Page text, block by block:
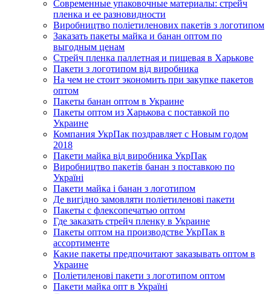
Современные упаковочные материалы: стрейч
пленка и ее разновидности
Виробництво поліетиленових пакетів з логотипом
Заказать пакеты майка и банан оптом по
выгодным ценам
Стрейч пленка паллетная и пищевая в Харькове
Пакети з логотипом від виробника
На чем не стоит экономить при закупке пакетов
оптом
Пакеты банан оптом в Украине
Пакеты оптом из Харькова с поставкой по
Украине
Компания УкрПак поздравляет с Новым годом
2018
Пакети майка від виробника УкрПак
Виробництво пакетів банан з поставкою по
Україні
Пакети майка і банан з логотипом
Де вигідно замовляти поліетиленові пакети
Пакеты с флексопечатью оптом
Где заказать стрейч пленку в Украине
Пакеты оптом на производстве УкрПак в
ассортименте
Какие пакеты предпочитают заказывать оптом в
Украине
Поліетиленові пакети з логотипом оптом
Пакети майка опт в Україні